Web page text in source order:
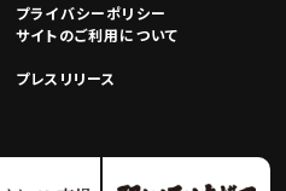
プライバシーポリシー
サイトのご利用について
プレスリリース